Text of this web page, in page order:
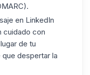
en LinkedIn
cuidado con
de tu
despertar la